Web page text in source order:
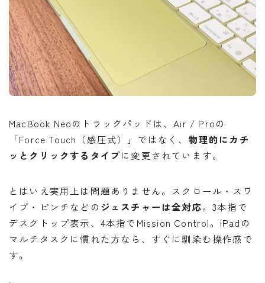
MacBook Neoのトラックパッドは、Air / Proの
「Force Touch（感圧式）」ではなく、 物理的にカチ
ッとクリックするタイプに変更されています。
とはいえ実用上は問題ありません。スクロール・スワ
イプ・ピンチなどの ジェスチャーは全対応。3本指で
デスクトップ表示、4本指でMission Control。iPadの
マルチタスクに慣れた方なら、すぐに馴染む操作感で
す。